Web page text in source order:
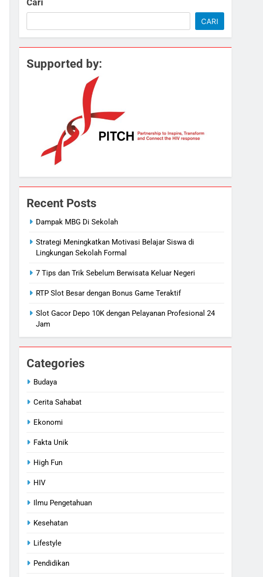
Cari
CARI
Supported by:
Recent Posts
Dampak MBG Di Sekolah
Strategi Meningkatkan Motivasi Belajar Siswa di
Lingkungan Sekolah Formal
7 Tips dan Trik Sebelum Berwisata Keluar Negeri
RTP Slot Besar dengan Bonus Game Teraktif
Slot Gacor Depo 10K dengan Pelayanan Profesional 24
Jam
Categories
Budaya
Cerita Sahabat
Ekonomi
Fakta Unik
High Fun
HIV
Ilmu Pengetahuan
Kesehatan
Lifestyle
Pendidikan